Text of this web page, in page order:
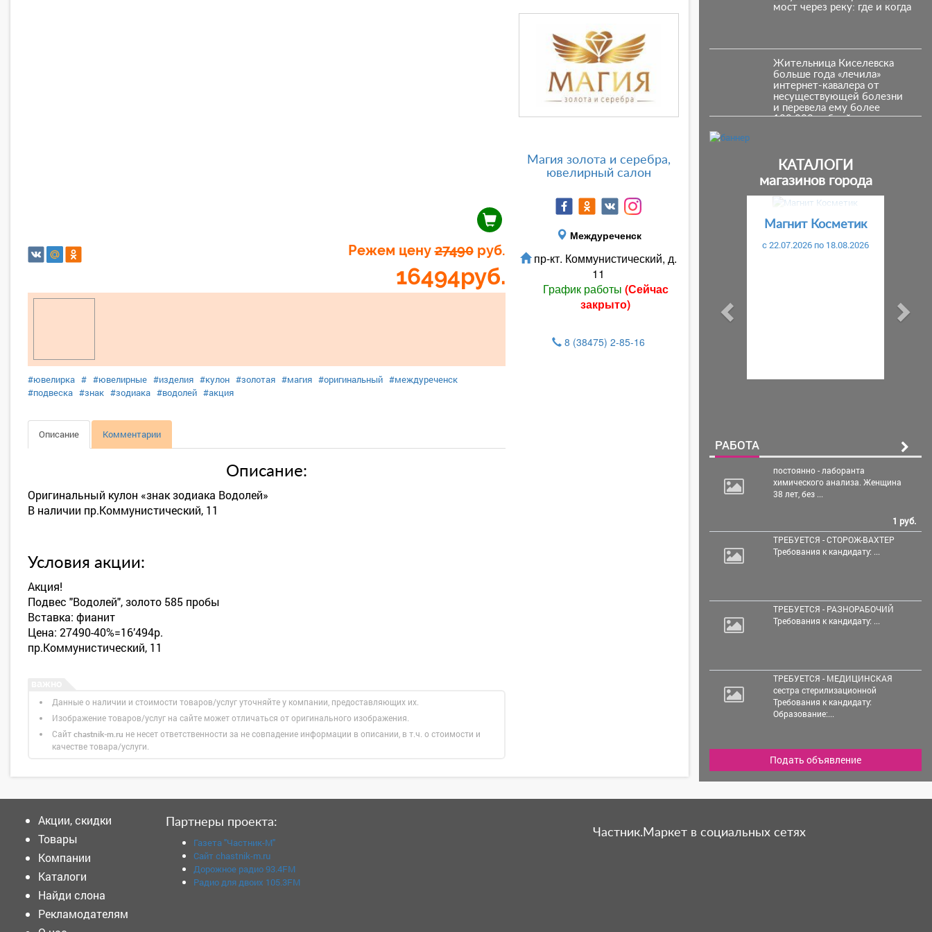
Режем цену27490руб.
16494руб.
#ювелирка # #ювелирные #изделия #кулон #золотая #магия #оригинальный #междуреченск
#подвеска #знак #зодиака #водолей #акция
Описание Комментарии
Описание:
Оригинальный кулон «знак зодиака Водолей»
В наличии пр.Коммунистический, 11
Условия акции:
Акция!
Подвес "Водолей", золото 585 пробы
Вставка: фианит
Цена: 27490-40%=16’494р.
пр.Коммунистический, 11
Данные о наличии и стоимости товаров/услуг уточняйте у компании, предоставляющих их.
Изображение товаров/услуг на сайте может отличаться от оригинального изображения.
Сайт chastnik-m.ru не несет ответственности за не совпадение информации в описании, в т.ч. о стоимости и
качестве товара/услуги.
Магия золота и серебра,
ювелирный салон
Междуреченск
пр-кт. Коммунистический, д.
11
График работы (Сейчас
закрыто)
8 (38475) 2-85-16
мост через реку: где и когда
Жительница Киселевска
больше года «лечила»
интернет-кавалера от
несуществующей болезни
и перевела ему более
100 000 рублей
КАТАЛОГИ
магазинов города
Магнит Косметик
c 22.07.2026 по 18.08.2026
Предыдущий
РАБОТА
постоянно - лаборанта
химическогоанализа. Женщина
38 лет, без ...
1 руб.
ТРЕБУЕТСЯ - СТОРОЖ-ВАХТЕР
Требования к кандидату: ...
ТРЕБУЕТСЯ - РАЗНОРАБОЧИЙ
Требования к кандидату: ...
ТРЕБУЕТСЯ - МЕДИЦИНСКАЯ
сестра стерилизационной
Требования к кандидату:
Образование:...
Подать объявление
Акции, скидки
Товары
Компании
Каталоги
Найди слона
Рекламодателям
Партнеры проекта:
Газета "Частник-М"
Сайт chastnik-m.ru
Дорожное радио 93.4FM
Радио для двоих 105.3FM
Частник.Маркет в социальных сетях